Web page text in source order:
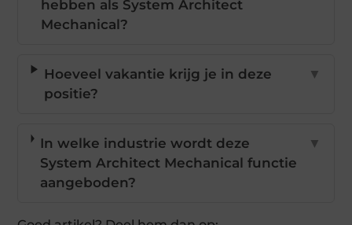
hebben als System Architect
Mechanical?
Hoeveel vakantie krijg je in deze
positie?
▼
In welke industrie wordt deze
System Architect Mechanical functie
aangeboden?
▼